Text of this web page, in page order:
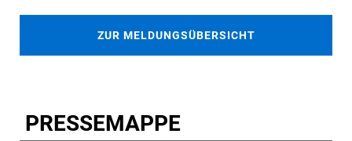
ZUR MELDUNGSÜBERSICHT
PRESSEMAPPE